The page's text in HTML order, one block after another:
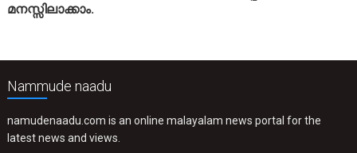
മനസ്സിലാക്കാം.
Nammude naadu
namudenaadu.com is an online malayalam news portal for the
latest news and views.